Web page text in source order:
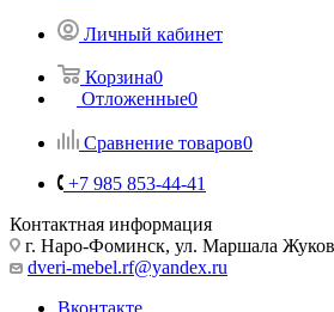
Личный кабинет
Корзина0
Отложенные0
Сравнение товаров0
+7 985 853-44-41
Контактная информация
г. Наро-Фоминск, ул. Маршала
dveri-mebel.rf@yandex.ru
Вконтакте